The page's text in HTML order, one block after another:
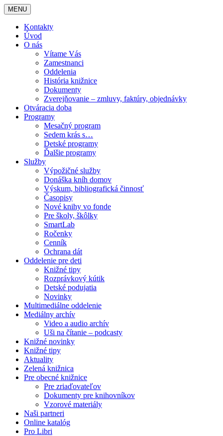
MENU
Kontakty
Úvod
O nás
Vítame Vás
Zamestnanci
Oddelenia
História knižnice
Dokumenty
Zverejňovanie – zmluvy, faktúry, objednávky
Otváracia doba
Programy
Mesačný program
Sedem krás s…
Detské programy
Ďalšie programy
Služby
Výpožičné služby
Donáška kníh domov
Výskum, bibliografická činnosť
Časopisy
Nové knihy vo fonde
Pre školy, škôlky
SmartLab
Ročenky
Cenník
Ochrana dát
Oddelenie pre deti
Knižné tipy
Rozprávkový kútik
Detské podujatia
Novinky
Multimediálne oddelenie
Mediálny archív
Video a audio archív
Uši na čítanie – podcasty
Knižné novinky
Knižné tipy
Aktuality
Zelená knižnica
Pre obecné knižnice
Pre zriaďovateľov
Dokumenty pre knihovníkov
Vzorové materiály
Naši partneri
Online katalóg
Pro Libri